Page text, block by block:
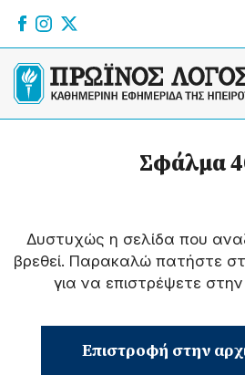
Σφάλμα
Δυστυχώς η σελίδα που
βρεθεί. Παρακαλώ πατήστε
για να επιστρέψετε
Επιστροφή στην